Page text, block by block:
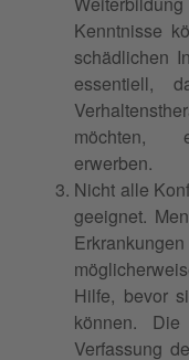
Kenntnisse
schädlichen
essentiell,
möchten,
erwerben.
Nicht alle
geeignet.
Hilfe, bevor
können. Die
Verfassung